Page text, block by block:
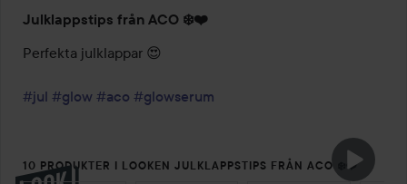
Julklappstips från ACO ❄️❤️
Perfekta julklappar 😍
#jul #glow #aco #glowserum
10 PRODUKTER I LOOKEN JULKLAPPSTIPS FRÅN ACO ❄️❤️